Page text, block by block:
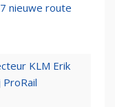
nieuwe route
KLM Erik